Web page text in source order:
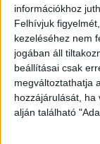
információkhoz
Felhívjuk
kezeléséhez nem
jogában áll
beállításai csak
megváltoztathatja
hozzájárulását, ha
alján található